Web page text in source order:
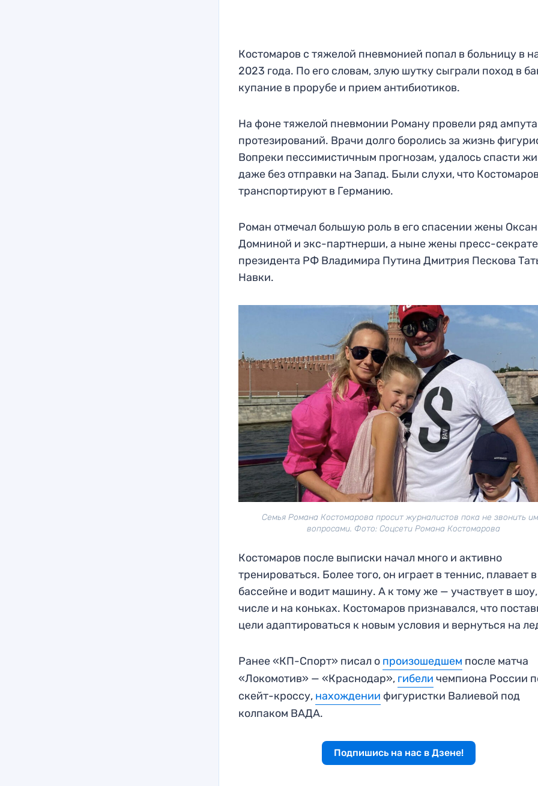
Костомаров с тяжелой пневмонией попал в больницу в
2023 года. По его словам, злую шутку сыграли поход в
купание в прорубе и прием антибиотиков.
На фоне тяжелой пневмонии Роману провели ряд
протезирований. Врачи долго боролись за жизнь
Вопреки пессимистичным прогнозам, удалось спасти
даже без отправки на Запад. Были слухи, что
транспортируют в Германию.
Роман отмечал большую роль в его спасении жены
Домниной и экс-партнерши, а ныне жены пресс-
президента РФ Владимира Путина Дмитрия Пескова
Навки.
Семья Романа Костомарова просит журналистов пока не звонить
вопросами. Фото: Соцсети Романа Костомарова
Костомаров после выписки начал много и активно
тренироваться. Более того, он играет в теннис, плавает в
бассейне и водит машину. А к тому же — участвует в
числе и на коньках. Костомаров признавался, что
цели адаптироваться к новым условия и вернуться на
Ранее «КП-Спорт» писал о произошедшем после матча
«Локомотив» — «Краснодар», гибели чемпиона России
скейт-кроссу, нахождении фигуристки Валиевой под
колпаком ВАДА.
Подпишись на нас в Дзене!